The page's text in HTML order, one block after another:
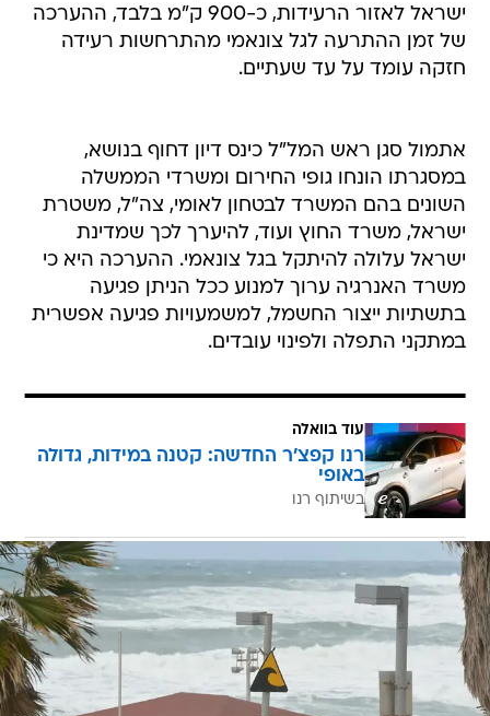
ישראל לאזור הרעידות, כ-900 ק"מ בלבד, ההערכה
של זמן ההתרעה לגל צונאמי מהתרחשות רעידה
חזקה עומד על עד שעתיים.
אתמול סגן ראש המל"ל כינס דיון דחוף בנושא,
במסגרתו הונחו גופי החירום ומשרדי הממשלה
השונים בהם המשרד לבטחון לאומי, צה"ל, משטרת
ישראל, משרד החוץ ועוד, להיערך לכך שמדינת
ישראל עלולה להיתקל בגל צונאמי. ההערכה היא כי
משרד האנרגיה ערוך למנוע ככל הניתן פגיעה
בתשתיות ייצור החשמל, למשמעויות פגיעה אפשרית
במתקני התפלה ולפינוי עובדים.
עוד בוואלה
רנו קפצ'ר החדשה: קטנה במידות, גדולה
באופי
בשיתוף רנו